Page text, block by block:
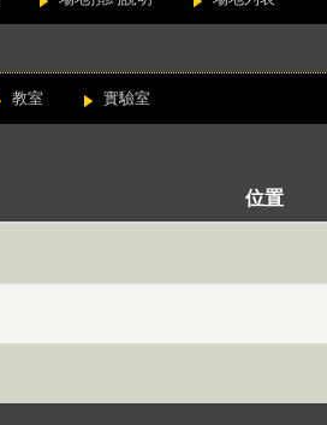
教室 實驗室
位置